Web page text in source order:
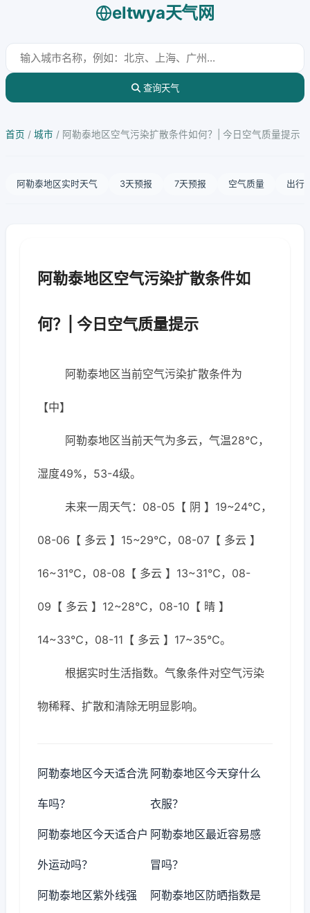
eltwya天气网
查询天气
首页 / 城市 / 阿勒泰地区空气污染扩散条件如何？| 今日空气质量提示
阿勒泰地区实时天气 3天预报 7天预报 空气质量 出行
阿勒泰地区空气污染扩散条件如
何？| 今日空气质量提示
阿勒泰地区当前空气污染扩散条件为
【中】
阿勒泰地区当前天气为多云，气温28℃，
湿度49%，53-4级。
未来一周天气：08-05【 阴 】19~24℃，
08-06【 多云 】15~29℃，08-07【 多云 】
16~31℃，08-08【 多云 】13~31℃，08-
09【 多云 】12~28℃，08-10【 晴 】
14~33℃，08-11【 多云 】17~35℃。
根据实时生活指数。气象条件对空气污染
物稀释、扩散和清除无明显影响。
阿勒泰地区今天适合洗
车吗？
阿勒泰地区今天穿什么
衣服？
阿勒泰地区今天适合户
外运动吗？
阿勒泰地区最近容易感
冒吗？
阿勒泰地区紫外线强 阿勒泰地区防晒指数是